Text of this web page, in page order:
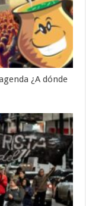
¿A dónde